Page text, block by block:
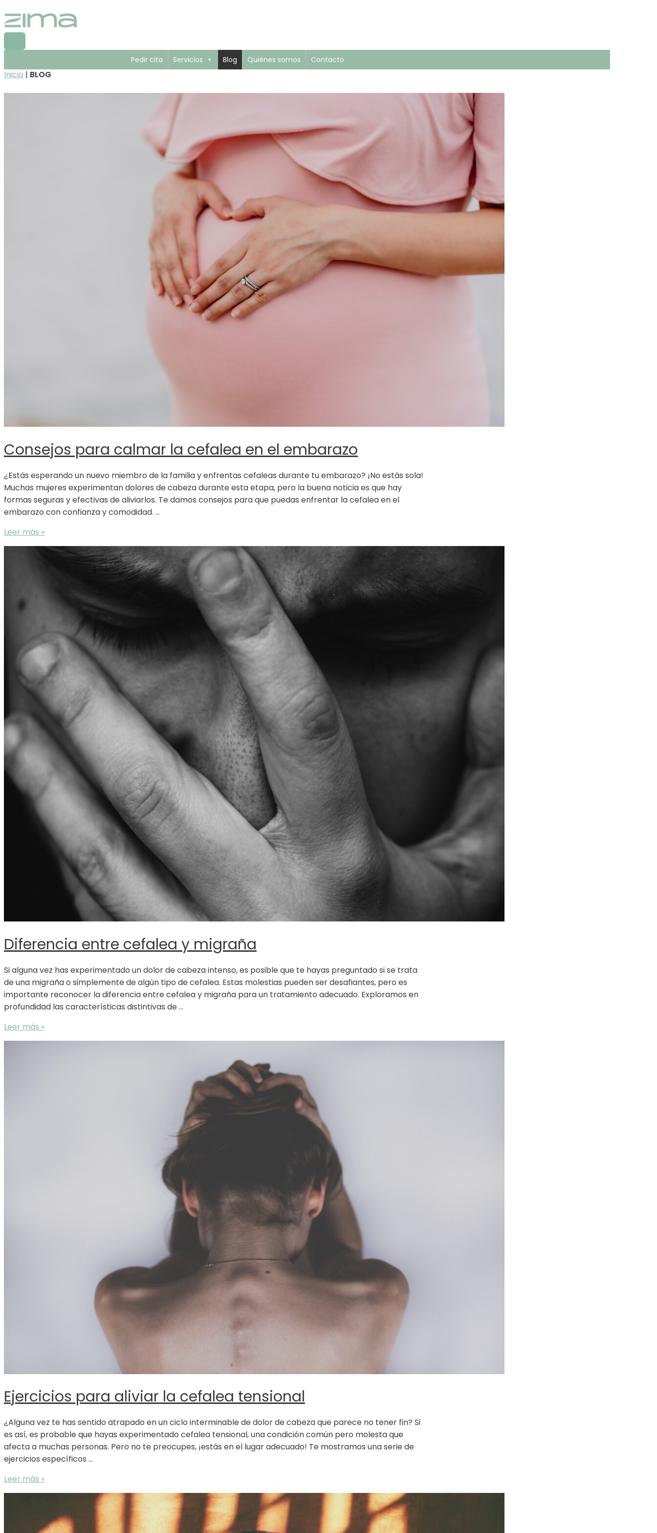
al
contenido
Principal
Pedir cita
Servicios Blog Quiénes somos Contacto
Inicio | BLOG
Consejos para calmar la cefalea en el embarazo
¿Estás esperando un nuevo miembro de la familia y enfrentas cefaleas durante tu embarazo? ¡No estás sola!
Muchas mujeres experimentan dolores de cabeza durante esta etapa, pero la buena noticia es que hay
formas seguras y efectivas de aliviarlos. Te damos consejos para que puedas enfrentar la cefalea en el
embarazo con confianza y comodidad. …
Consejos
para
Leer más »
Diferencia entre cefalea y migraña
Si alguna vez has experimentado un dolor de cabeza intenso, es posible que te hayas preguntado si se trata
de una migraña o simplemente de algún tipo de cefalea. Estas molestias pueden ser desafiantes, pero es
importante reconocer la diferencia entre cefalea y migraña para un tratamiento adecuado. Exploramos en
profundidad las características distintivas de …
Diferencia
entre
Leer más »
Ejercicios para aliviar la cefalea tensional
¿Alguna vez te has sentido atrapado en un ciclo interminable de dolor de cabeza que parece no tener fin? Si
es así, es probable que hayas experimentado cefalea tensional, una condición común pero molesta que
afecta a muchas personas. Pero no te preocupes, ¡estás en el lugar adecuado! Te mostramos una serie de
ejercicios específicos …
Ejercicios
para
Leer más »